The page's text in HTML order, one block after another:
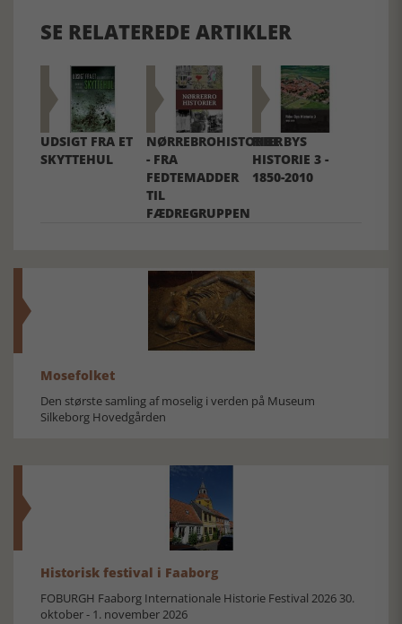
SE RELATEREDE ARTIKLER
UDSIGT FRA ET
SKYTTEHUL
NØRREBROHISTORIER
- FRA
FEDTEMADDER
TIL
FÆDREGRUPPEN
RIBE BYS
HISTORIE 3 -
1850-2010
Mosefolket
Den største samling af moselig i verden på Museum
Silkeborg Hovedgården
Historisk festival i Faaborg
FOBURGH Faaborg Internationale Historie Festival 2026 30.
oktober - 1. november 2026